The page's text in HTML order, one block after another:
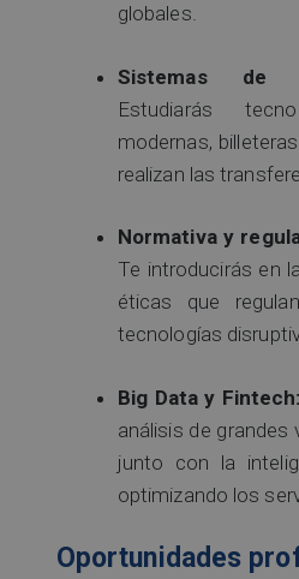
globales.
Sistemas de
Estudiarás
modernas,
realizan las
Normativa y
Te introducirás en
éticas que
tecnologías
Big Data y Fintech:
análisis de grandes
junto con la
optimizando los
Oportunidades